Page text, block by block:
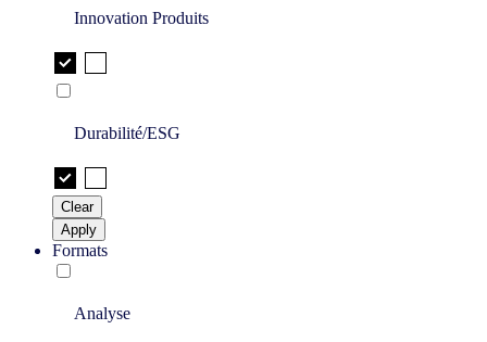
Innovation Produits
Durabilité/ESG
Clear
Apply
Formats
Analyse